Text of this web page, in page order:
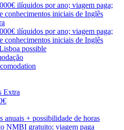
ilíquidos por ano; viagem paga;
conhecimentos iniciais de Inglês
ilíquidos por ano; viagem paga;
conhecimentos iniciais de Inglês
possible
Extra
anuais + possibilidade de horas
NMBI gratuito; viagem paga